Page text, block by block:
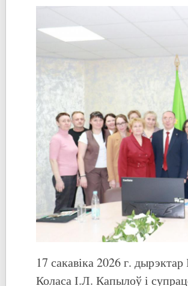
17 сакавіка 2026 г.
Коласа І.Л. Капылоў і